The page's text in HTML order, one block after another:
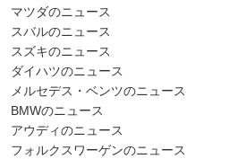
マツダのニュース
スバルのニュース
スズキのニュース
ダイハツのニュース
メルセデス・ベンツのニュース
BMWのニュース
アウディのニュース
フォルクスワーゲンのニュース